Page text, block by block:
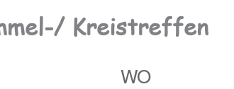
Kreistreffen
WO